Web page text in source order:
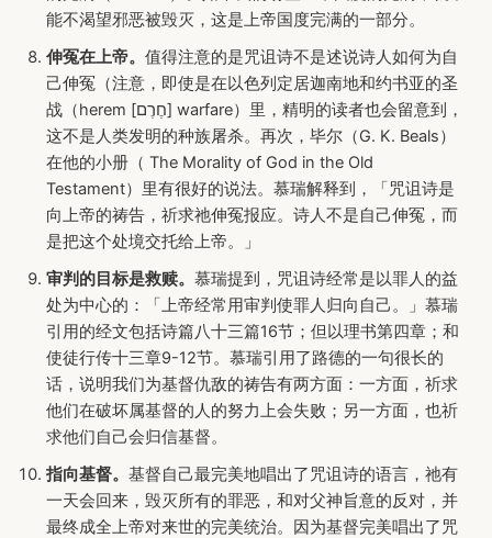
能不渴望邪恶被毁灭，这是上帝国度完满的一部分。
伸冤在上帝。值得注意的是咒诅诗不是述说诗人如何为自
己伸冤（注意，即使是在以色列定居迦南地和约书亚的圣
战（herem [חֶרֶם] warfare）里，精明的读者也会留意到，
这不是人类发明的种族屠杀。再次，毕尔（G. K. Beals）
在他的小册（ The Morality of God in the Old
Testament）里有很好的说法。慕瑞解释到，「咒诅诗是
向上帝的祷告，祈求祂伸冤报应。诗人不是自己伸冤，而
是把这个处境交托给上帝。」
审判的目标是救赎。慕瑞提到，咒诅诗经常是以罪人的益
处为中心的：「上帝经常用审判使罪人归向自己。」慕瑞
引用的经文包括诗篇八十三篇16节；但以理书第四章；和
使徒行传十三章9-12节。慕瑞引用了路德的一句很长的
话，说明我们为基督仇敌的祷告有两方面：一方面，祈求
他们在破坏属基督的人的努力上会失败；另一方面，也祈
求他们自己会归信基督。
指向基督。基督自己最完美地唱出了咒诅诗的语言，祂有
一天会回来，毁灭所有的罪恶，和对父神旨意的反对，并
最终成全上帝对来世的完美统治。因为基督完美唱出了咒